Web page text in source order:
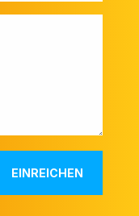
EINREICHEN